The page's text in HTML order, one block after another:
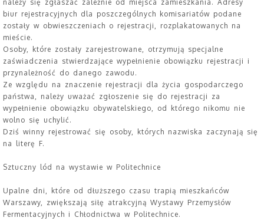
należy się zgłaszać zależnie od miejsca zamieszkania. Adresy
biur rejestracyjnych dla poszczególnych komisariatów podane
zostały w obwieszczeniach o rejestracji, rozplakatowanych na
mieście.
Osoby, które zostały zarejestrowane, otrzymują specjalne
zaświadczenia stwierdzające wypełnienie obowiązku rejestracji i
przynależność do danego zawodu.
Ze względu na znaczenie rejestracji dla życia gospodarczego
państwa, należy uważać zgłoszenie się do rejestracji za
wypełnienie obowiązku obywatelskiego, od którego nikomu nie
wolno się uchylić.
Dziś winny rejestrować się osoby, których nazwiska zaczynają się
na literę F.
Sztuczny lód na wystawie w Politechnice
Upalne dni, które od dłuższego czasu trapią mieszkańców
Warszawy, zwiększają siłę atrakcyjną Wystawy Przemysłów
Fermentacyjnych i Chłodnictwa w Politechnice.